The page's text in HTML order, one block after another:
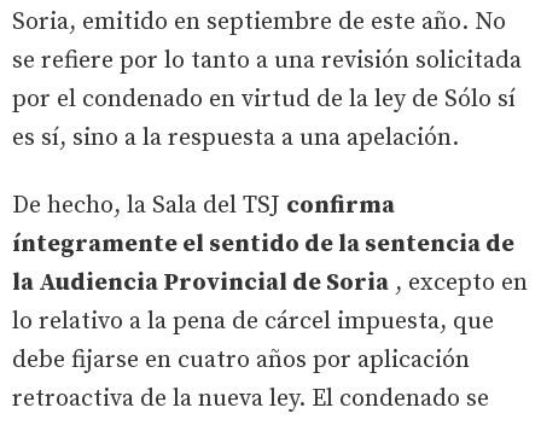
Soria, emitido en septiembre de este año. No
se refiere por lo tanto a una revisión solicitada
por el condenado en virtud de la ley de Sólo sí
es sí, sino a la respuesta a una apelación.
De hecho, la Sala del TSJ confirma
íntegramente el sentido de la sentencia de
la Audiencia Provincial de Soria , excepto en
lo relativo a la pena de cárcel impuesta, que
debe fijarse en cuatro años por aplicación
retroactiva de la nueva ley. El condenado se